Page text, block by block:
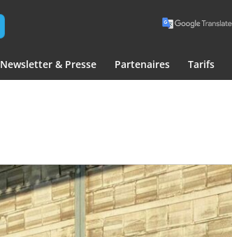
Newsletter & Presse Partenaires Tarifs